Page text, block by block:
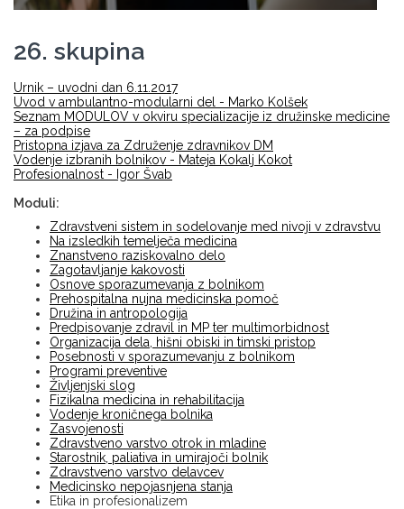
26. skupina
Urnik – uvodni dan 6.11.2017
Uvod v ambulantno-modularni del - Marko Kolšek
Seznam MODULOV v okviru specializacije iz družinske medicine
– za podpise
Pristopna izjava za Združenje zdravnikov DM
Vodenje izbranih bolnikov - Mateja Kokalj Kokot
Profesionalnost - Igor Švab
Moduli:
Zdravstveni sistem in sodelovanje med nivoji v zdravstvu
Na izsledkih temelječa medicina
Znanstveno raziskovalno delo
Zagotavljanje kakovosti
Osnove sporazumevanja z bolnikom
Prehospitalna nujna medicinska pomoč
Družina in antropologija
Predpisovanje zdravil in MP ter multimorbidnost
Organizacija dela, hišni obiski in timski pristop
Posebnosti v sporazumevanju z bolnikom
Programi preventive
Življenjski slog
Fizikalna medicina in rehabilitacija
Vodenje kroničnega bolnika
Zasvojenosti
Zdravstveno varstvo otrok in mladine
Starostnik, paliativa in umirajoči bolnik
Zdravstveno varstvo delavcev
Medicinsko nepojasnjena stanja
Etika in profesionalizem